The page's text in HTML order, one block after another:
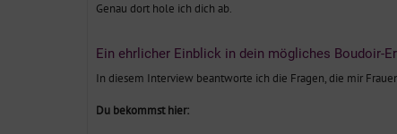
Genau dort hole ich dich ab.
Ein ehrlicher Einblick in dein mögliches Boudoir-
In diesem Interview beantworte ich die Fragen, die mir
Du bekommst hier: